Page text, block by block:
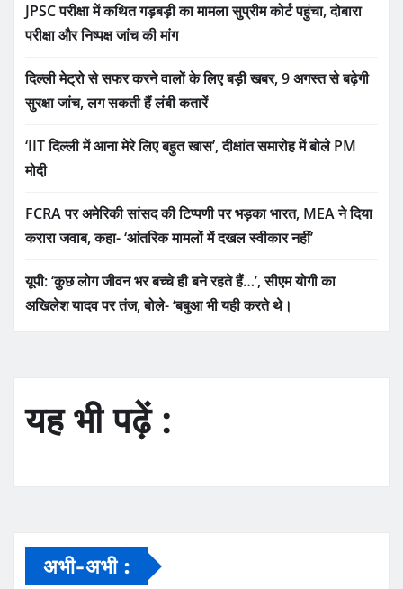
JPSC परीक्षा में कथित गड़बड़ी का मामला सुप्रीम कोर्ट पहुंचा, दोबारा
परीक्षा और निष्पक्ष जांच की मांग
दिल्ली मेट्रो से सफर करने वालों के लिए बड़ी खबर, 9 अगस्त से बढ़ेगी
सुरक्षा जांच, लग सकती हैं लंबी कतारें
‘IIT दिल्ली में आना मेरे लिए बहुत खास’, दीक्षांत समारोह में बोले PM
मोदी
FCRA पर अमेरिकी सांसद की टिप्पणी पर भड़का भारत, MEA ने दिया
करारा जवाब, कहा- ‘आंतरिक मामलों में दखल स्वीकार नहीं’
यूपी: ‘कुछ लोग जीवन भर बच्चे ही बने रहते हैं…’, सीएम योगी का
अखिलेश यादव पर तंज, बोले- ‘बबुआ भी यही करते थे।
यह भी पढ़ें :
अभी-अभी :